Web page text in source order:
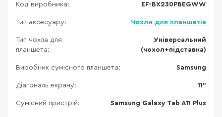
Код виробника: EF-BX230PBEGWW
Тип аксесуару: Чохли для планшетів
Тип чохла для
планшета:
Універсальний
(чохол+підставка)
Виробник сумісного планшета: Samsung
Діагональ екрану: 11"
Сумісний пристрій: Samsung Galaxy Tab A11 Plus